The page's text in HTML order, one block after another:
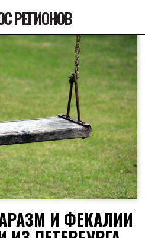
РЕГИОНОВ
И ФЕКАЛИИ